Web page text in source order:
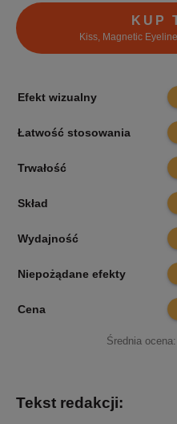
KUP
Kiss, Magnetic
Efekt wizualny 7.1
Łatwość stosowania 7.7
Trwałość 8.9
Skład 8.4
Wydajność 7.9
Niepożądane efekty 7.4
Cena 6.7
Średnia ocena:
Tekst redakcji: